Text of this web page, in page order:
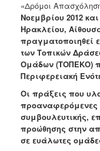
Προσχολική
Αγωγή
Κοιμητήρια
Οικογένειας
«Δρόμοι
Νοεμβρίου 2012
Ηρακλείου,
πραγματοποιηθεί
των Τοπικών
Ομάδων (ΤΟΠΕΚΟ)
Περιφερειακή
Οι πράξεις που
προαναφερόμενες
συμβουλευτικής,
προώθησης στην
σε ευάλωτες